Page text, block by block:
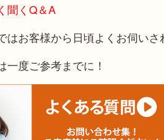
聞くQ＆A
はお客様から日頃よくお伺いさ
一度ご参考までに！